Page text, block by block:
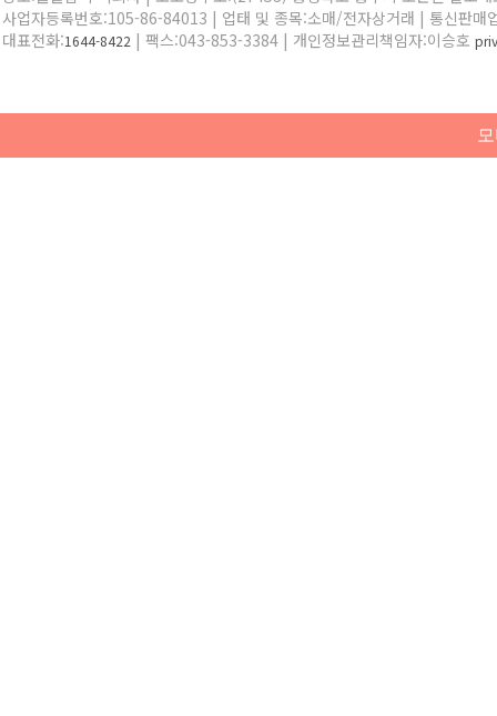
사업자등록번호:105-86-84013 | 업태 및 종목:소매/전자상거래 | 통신판매
대표전화:1644-8422 | 팩스:043-853-3384 | 개인정보관리책임자:이승호